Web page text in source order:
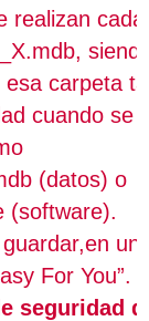
realizan
carpeta
cuando se
(datos) o
(software).
un
For You”.
seguridad